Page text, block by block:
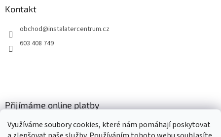
Využíváme soubory cookies, které nám pomáhají poskytovat
Kontakt
obchod@instalatercentrum.cz
603 408 749
Přijímáme online platby